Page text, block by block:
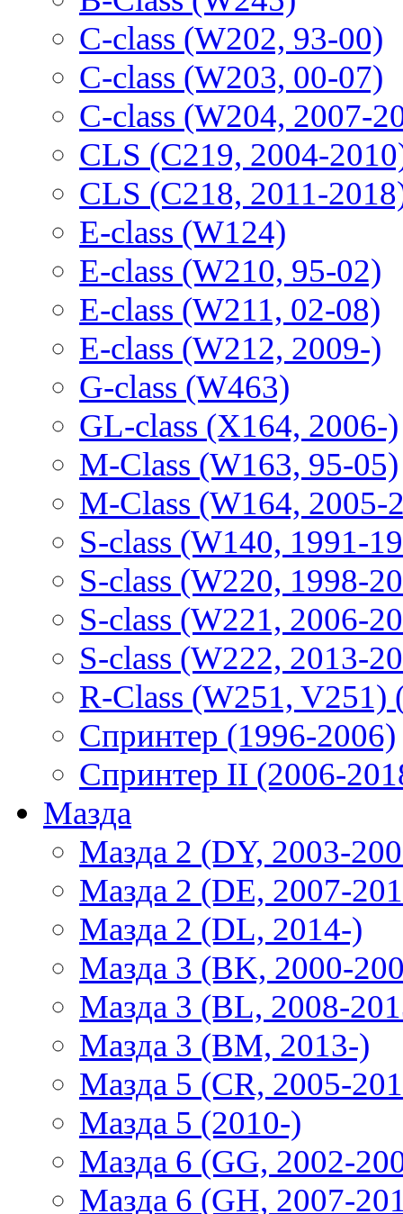
C-class (W202, 93-00)
C-class (W203, 00-07)
C-class (W204, 2007-
CLS (C219, 2004-
CLS (C218, 2011-
E-class (W124)
E-class (W210, 95-02)
E-class (W211, 02-08)
E-class (W212, 2009-)
G-class (W463)
GL-class (X164, 2006-)
M-Class (W163, 95-05)
M-Class (W164, 2005-
S-class (W140, 1991-
S-class (W220, 1998-
S-class (W221, 2006-
S-class (W222, 2013-
R-Class (W251, V251)
Спринтер (1996-2006)
Спринтер II (2006-
Мазда
Мазда 2 (DY, 2003-
Мазда 2 (DE, 2007-
Мазда 2 (DL, 2014-)
Мазда 3 (BK, 2000-
Мазда 3 (BL, 2008-
Мазда 3 (BM, 2013-)
Мазда 5 (CR, 2005-
Мазда 5 (2010-)
Мазда 6 (GG, 2002-
Мазда 6 (GH, 2007-